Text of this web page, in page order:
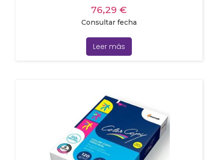
76,29 €
Consultar fecha
Leer más